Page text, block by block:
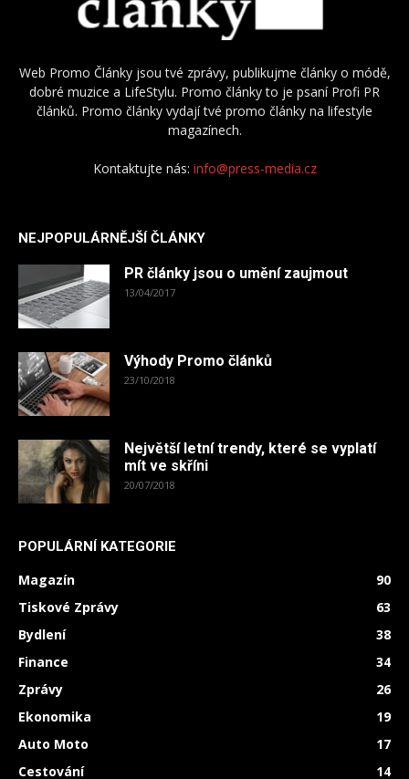
Web Promo Články jsou tvé zprávy, publikujme články o módě,
dobré muzice a LifeStylu. Promo články to je psaní Profi PR
článků. Promo články vydají tvé promo články na lifestyle
magazínech.
Kontaktujte nás: info@press-media.cz
NEJPOPULÁRNĚJŠÍ ČLÁNKY
PR články jsou o umění zaujmout
13/04/2017
Výhody Promo článků
23/10/2018
Největší letní trendy, které se vyplatí
mít ve skříni
20/07/2018
POPULÁRNÍ KATEGORIE
Magazín
90
Tiskové Zprávy
63
Bydlení
38
Finance
34
Zprávy
26
Ekonomika
19
Auto Moto
17
Cestování
14